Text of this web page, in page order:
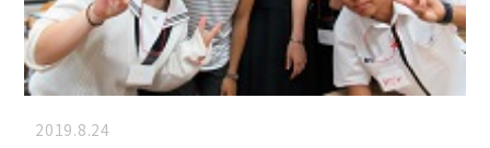
2019.8.24